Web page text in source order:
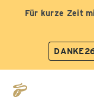
Für kurze Zeit